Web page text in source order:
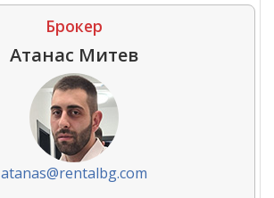
Брокер
Атанас Митев
atanas@rentalbg.com